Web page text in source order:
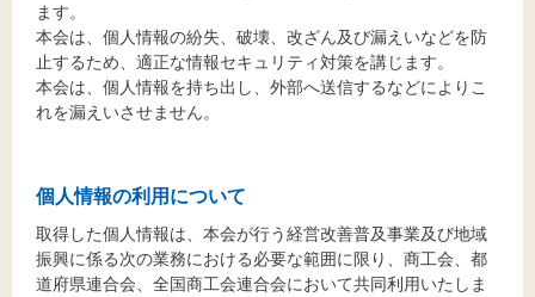
背景色
黒 白
ます。
本会は、個人情報の紛失、破壊、改ざん及び漏えいなどを防
止するため、適正な情報セキュリティ対策を講じます。
本会は、個人情報を持ち出し、外部へ送信するなどによりこ
れを漏えいさせません。
個人情報の利用について
取得した個人情報は、本会が行う経営改善普及事業及び地域
振興に係る次の業務における必要な範囲に限り、商工会、都
道府県連合会、全国商工会連合会において共同利用いたしま